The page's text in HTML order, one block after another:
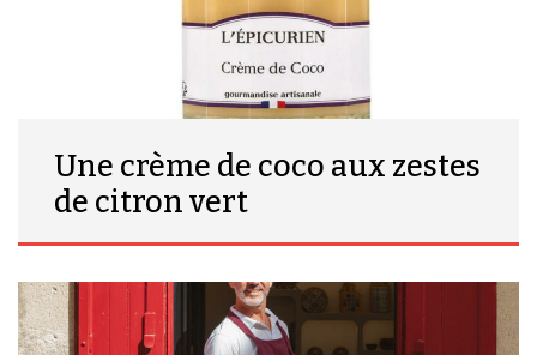
Une crème de coco aux zestes
de citron vert